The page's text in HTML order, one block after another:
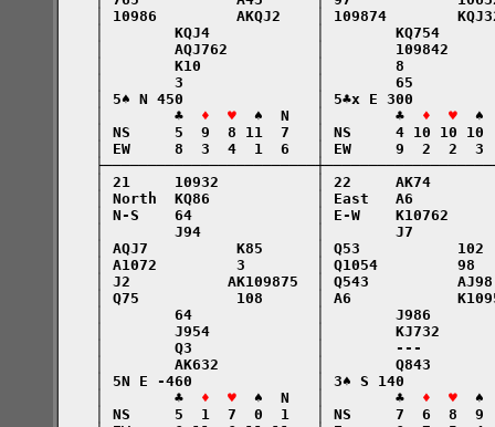
│ 10986         AKQJ2    │ 109874
│        KQJ4            │        KQ754
│        AQJ762          │        109842
│        K10             │        8
│        3               │        65
│ 5♠ N 450               │ 5♣x E 300
    │        ♣
♦  ♥
  ♠  N   │        ♣
♦  ♥
♠
│ NS     5  9  8 11  7   │ NS     4 10 10
│ EW     8  3  4  1  6   │ EW     9  2  2
│ 21     10932           │ 22     AK74
│ North  KQ86            │ East   A6
│ N-S    64              │ E-W    K10762
│        J94             │        J7
│ AQJ7          K85      │ Q53
│ A1072         3        │ Q1054         98
│ J2           AK109875  │ Q543
│ Q75           108      │ A6
│        64              │        J986
│        J954            │        KJ732
│        Q3              │        ---
│        AK632           │        Q843
│ 5N E -460              │ 3♠ S 140
    │        ♣
♦  ♥
  ♠  N   │        ♣
♦  ♥
♠
│ NS     5  1  7  0  1   │ NS     7  6  8